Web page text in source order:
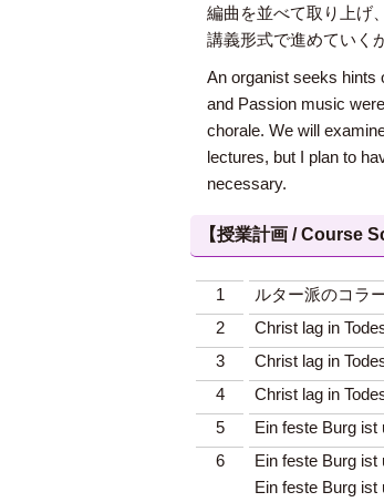
編曲を並べて取り上げ
講義形式で進めていく
An organist seeks hints
and Passion music
chorale. We will
lectures, but I plan to
necessary.
【授業計画 / Course
1
ルター派のコラ
2
Christ lag in
3
Christ lag in
4
Christ lag in
5
Ein feste Burg
6
Ein feste Burg
Ein feste Burg